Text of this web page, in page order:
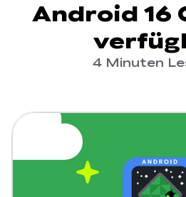
Android 16
4 Minuten